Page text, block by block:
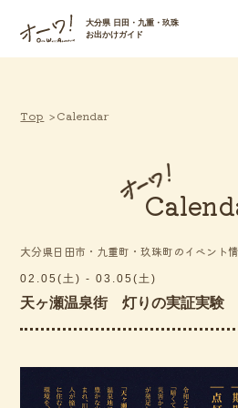
大分県 日田・九重・玖珠
お出かけガイド
Top Calendar
大分県日田市・九重町・玖珠町のイベント
02.05(土) - 03.05(土)
天ヶ瀬温泉街 灯りの実証実験